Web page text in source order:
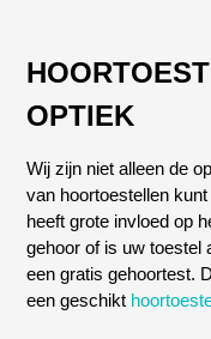
OPTIEK
Wij zijn niet alleen de
van hoortoestellen
heeft grote invloed op
gehoor of is uw toestel
een gratis gehoortest.
een geschikt